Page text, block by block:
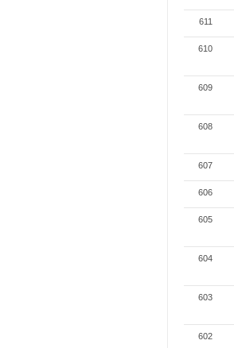
611
610
609
608
607
606
605
604
603
602